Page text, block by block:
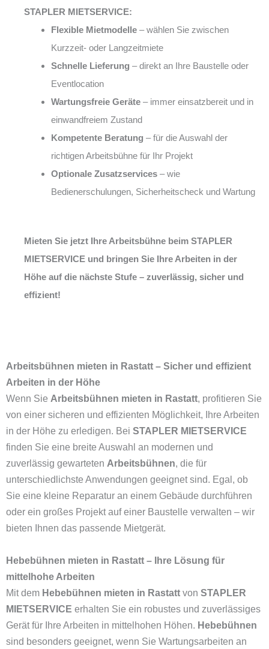
STAPLER MIETSERVICE:
Flexible Mietmodelle – wählen Sie zwischen
Kurzzeit- oder Langzeitmiete
Schnelle Lieferung – direkt an Ihre Baustelle oder
Eventlocation
Wartungsfreie Geräte – immer einsatzbereit und in
einwandfreiem Zustand
Kompetente Beratung – für die Auswahl der
richtigen Arbeitsbühne für Ihr Projekt
Optionale Zusatzservices – wie
Bedienerschulungen, Sicherheitscheck und Wartung
Mieten Sie jetzt Ihre Arbeitsbühne beim STAPLER
MIETSERVICE und bringen Sie Ihre Arbeiten in der
Höhe auf die nächste Stufe – zuverlässig, sicher und
effizient!
Arbeitsbühnen mieten in Rastatt – Sicher und effizient
Arbeiten in der Höhe
Wenn Sie Arbeitsbühnen mieten in Rastatt, profitieren Sie
von einer sicheren und effizienten Möglichkeit, Ihre Arbeiten
in der Höhe zu erledigen. Bei STAPLER MIETSERVICE
finden Sie eine breite Auswahl an modernen und
zuverlässig gewarteten Arbeitsbühnen, die für
unterschiedlichste Anwendungen geeignet sind. Egal, ob
Sie eine kleine Reparatur an einem Gebäude durchführen
oder ein großes Projekt auf einer Baustelle verwalten – wir
bieten Ihnen das passende Mietgerät.
Hebebühnen mieten in Rastatt – Ihre Lösung für
mittelhohe Arbeiten
Mit dem Hebebühnen mieten in Rastatt von STAPLER
MIETSERVICE erhalten Sie ein robustes und zuverlässiges
Gerät für Ihre Arbeiten in mittelhohen Höhen. Hebebühnen
sind besonders geeignet, wenn Sie Wartungsarbeiten an